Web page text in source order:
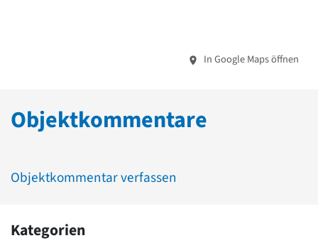
In Google Maps öffnen
Objektkommentare
Objektkommentar verfassen
Kategorien